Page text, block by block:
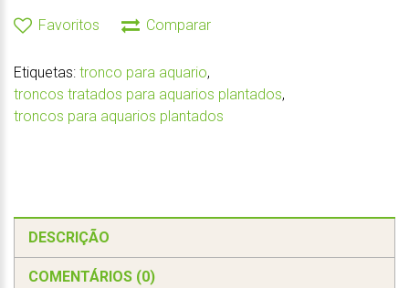
Favoritos Comparar
Etiquetas: tronco para aquario,
troncos tratados para aquarios plantados,
troncos para aquarios plantados
DESCRIÇÃO
COMENTÁRIOS (0)